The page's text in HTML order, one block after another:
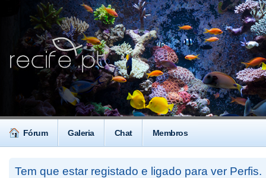
Fórum Galeria Chat Membros
Tem que estar registado e ligado para ver Perfis.